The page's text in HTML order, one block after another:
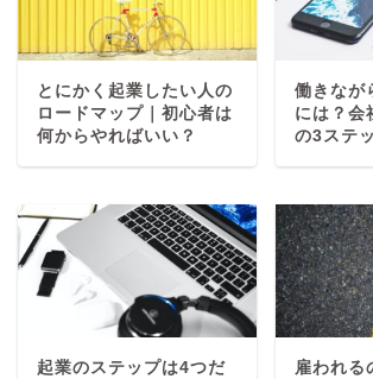
とにかく起業したい人の
ロードマップ｜初心者は
何からやればいい？
働きなが
には？会
の3ステ
起業のステップは4つだ
雇われる